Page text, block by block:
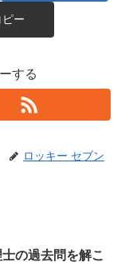
ピー
する
ロッキー セブン
の過去問を解こ